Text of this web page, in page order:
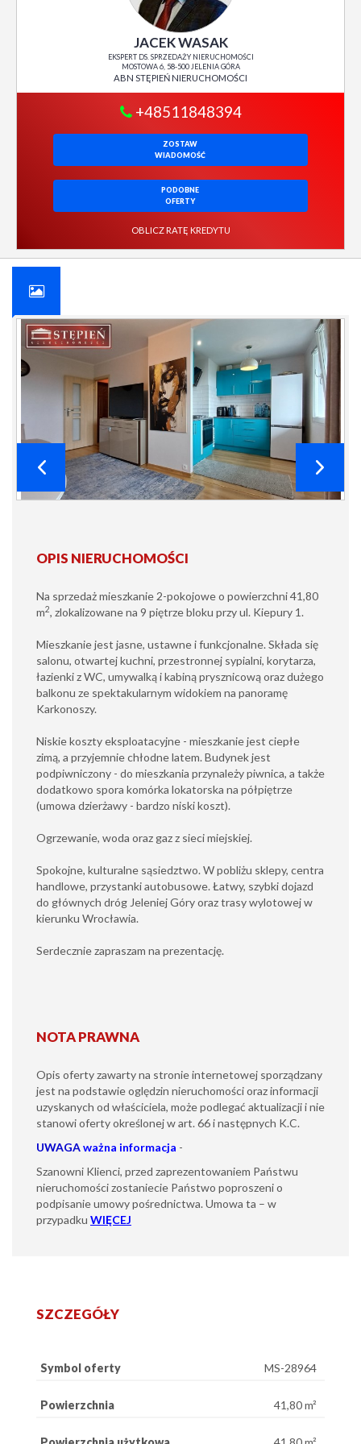
JACEK WASAK
EKSPERT DS. SPRZEDAŻY NIERUCHOMOŚCI
MOSTOWA 6, 58-500 JELENIA GÓRA
ABN STĘPIEŃ NIERUCHOMOŚCI
+48511848394
ZOSTAW
WIADOMOŚĆ
PODOBNE
OFERTY
OBLICZ RATĘ KREDYTU
OPIS NIERUCHOMOŚCI
Na sprzedaż mieszkanie 2-pokojowe o powierzchni 41,80
m2, zlokalizowane na 9 piętrze bloku przy ul. Kiepury 1.
Mieszkanie jest jasne, ustawne i funkcjonalne. Składa się
salonu, otwartej kuchni, przestronnej sypialni, korytarza,
łazienki z WC, umywalką i kabiną prysznicową oraz dużego
balkonu ze spektakularnym widokiem na panoramę
Karkonoszy.
Niskie koszty eksploatacyjne - mieszkanie jest ciepłe
zimą, a przyjemnie chłodne latem. Budynek jest
podpiwniczony - do mieszkania przynależy piwnica, a także
dodatkowo spora komórka lokatorska na półpiętrze
(umowa dzierżawy - bardzo niski koszt).
Ogrzewanie, woda oraz gaz z sieci miejskiej.
Spokojne, kulturalne sąsiedztwo. W pobliżu sklepy, centra
handlowe, przystanki autobusowe. Łatwy, szybki dojazd
do głównych dróg Jeleniej Góry oraz trasy wylotowej w
kierunku Wrocławia.
Serdecznie zapraszam na prezentację.
NOTA PRAWNA
Opis oferty zawarty na stronie internetowej sporządzany
jest na podstawie oględzin nieruchomości oraz informacji
uzyskanych od właściciela, może podlegać aktualizacji i nie
stanowi oferty określonej w art. 66 i następnych K.C.
UWAGAważna informacja -
Szanowni Klienci, przed zaprezentowaniem Państwu
nieruchomości zostaniecie Państwo poproszeni o
podpisanie umowy pośrednictwa. Umowa ta – w
przypadku WIĘCEJ
SZCZEGÓŁY
Symbol oferty MS-28964
Powierzchnia 41,80 m²